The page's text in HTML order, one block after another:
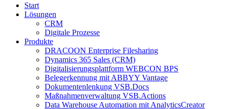
Start
Lösungen
CRM
Digitale Prozesse
Produkte
DRACOON Enterprise Filesharing
Dynamics 365 Sales (CRM)
Digitalisierungsplattform WEBCON BPS
Belegerkennung mit ABBYY Vantage
Dokumentenlenkung VSB.Docs
Maßnahmenverwaltung VSB.Actions
Data Warehouse Automation mit AnalyticsCreator